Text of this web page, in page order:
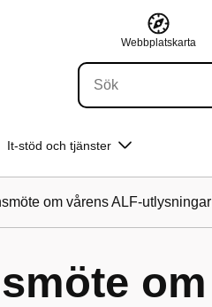
Webbplatskarta
It-stöd och tjänster
om vårens ALF-utlysningar
om